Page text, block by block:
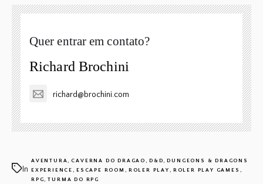
Quer entrar em contato?
Richard Brochini
richard@brochini.com
In
AVENTURA , CAVERNA DO DRAGAO ,D&D ,DUNGEONS & DRAGONS
EXPERIENCE , ESCAPE ROOM , ROLER PLAY , ROLER PLAY GAMES ,
RPG ,TURMA DO RPG